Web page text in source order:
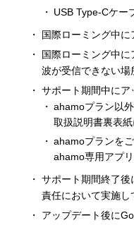
USB Type-Cケー
国際ローミング中に
国際ローミング中
波が受信できない場
サポート期間中にア
ahamoプラン以
取扱説明書裏表
ahamoプランを
ahamo専用アプ
サポート期間終了
責任において実施し
アップデート後に